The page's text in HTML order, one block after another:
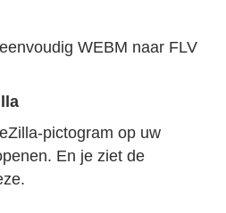
WEBM naar FLV
pictogram op uw
En je ziet de